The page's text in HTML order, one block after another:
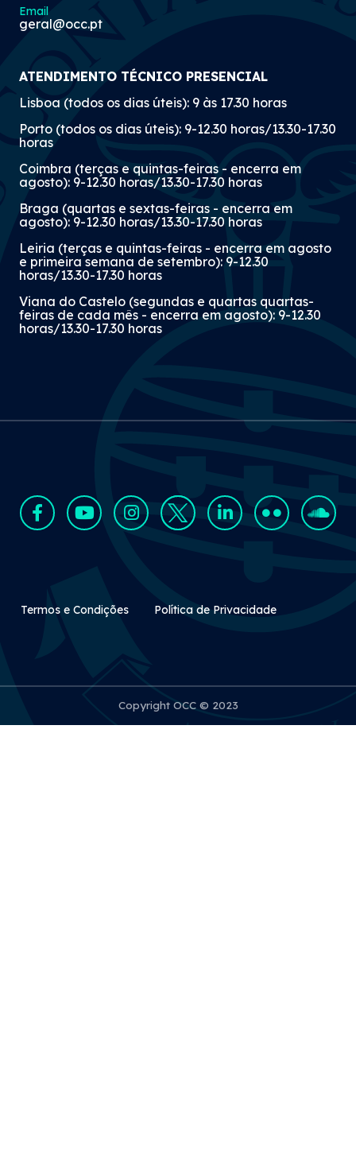
Email
geral@occ.pt
ATENDIMENTO TÉCNICO PRESENCIAL
Lisboa (todos os dias úteis): 9 às 17.30 horas
Porto (todos os dias úteis): 9-12.30 horas/13.30-17.30
horas
Coimbra (terças e quintas-feiras - encerra em
agosto): 9-12.30 horas/13.30-17.30 horas
Braga (quartas e sextas-feiras - encerra em
agosto): 9-12.30 horas/13.30-17.30 horas
Leiria (terças e quintas-feiras - encerra em agosto
e primeira semana de setembro): 9-12.30
horas/13.30-17.30 horas
Viana do Castelo (segundas e quartas quartas-
feiras de cada mês - encerra em agosto): 9-12.30
horas/13.30-17.30 horas
Rodapé Secundário
Termos e Condições Política de Privacidade
Copyright OCC © 2023